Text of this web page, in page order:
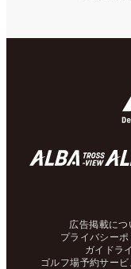
広告掲載につ
プライバシーポ
ガイドラ
ゴルフ場予約サー